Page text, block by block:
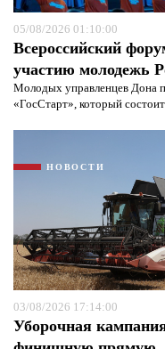
05/08/2026 01:10:00
Всероссийский
участию молодежь
Молодых управленцев Дона
«ГосСтарт», который
НОВОСТИ
03/08/2026 17:14:00
Уборочная